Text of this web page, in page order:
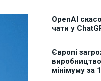
OpenAI
чати у
Європі
мінімуму за